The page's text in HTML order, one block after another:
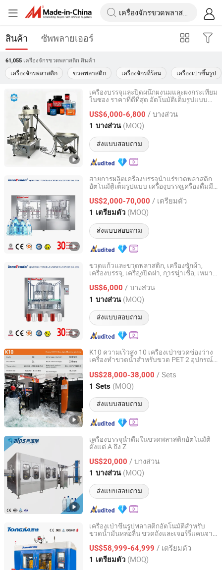
สินค้า ซัพพลายเออร์
61,055 เครื่องจักรขวดพลาสติก สินค้า
เครื่องจักรพลาสติก ขวดพลาสติก เครื่องจักรที่ร้อน เครื่องเป่าขึ้นรูป
เครื่องบรรจุและปิดผนึกผงนมและผงกระเทียม
ในซอง ราคาที่ดีที่สุด อัตโนมัติเต็มรูปแบบ
US$6,000-6,800 / บางส่วน
1 บางส่วน (MOQ)
ส่งแบบสอบถาม
FANSHUN PACKING MACHINERY(SHANGHAI)CO., LTD.
Shanghai, China อัตราจาก 2026
สายการผลิตเครื่องบรรจุน้ำแร่ขวดพลาสติก
อัตโนมัติเต็มรูปแบบ เครื่องบรรจุเครื่องดื่มมี
US$2,000-70,000 / เตรียมตัว
1 เตรียมตัว (MOQ)
ส่งแบบสอบถาม
Qingzhou Tongda Packaging Machinery Co., Ltd.
Shandong, China อัตราจาก 2019
ขวดแก้วและขวดพลาสติก, เครื่องซักผ้า,
เครื่องบรรจุ, เครื่องปิดฝา, การฆ่าเชื้อ, เหมาะ
US$6,000 / บางส่วน
1 บางส่วน (MOQ)
ส่งแบบสอบถาม
Qingzhou Tongda Packaging Machinery Co., Ltd.
Shandong, China อัตราจาก 2019
K10 ความเร็วสูง 10 เครื่องเป่าขวดช่องว่าง
เครื่องทำขวดน้ำสำหรับขวด PET 2 อุปกรณ์
US$28,000-38,000 / Sets
1 Sets (MOQ)
ส่งแบบสอบถาม
Zhangjiagang Eceng Machinery Co., Ltd.
Jiangsu, China อัตราจาก 2008
เครื่องบรรจุน้ำดื่มในขวดพลาสติกอัตโนมัติ
ตั้งแต่ A ถึง Z
US$20,000 / บางส่วน
1 บางส่วน (MOQ)
ส่งแบบสอบถาม
Zhangjiagang Alps Machine Co., Ltd.
Jiangsu, China อัตราจาก 2019
เครื่องเป่าขึ้นรูปพลาสติกอัตโนมัติสำหรับ
ขวดน้ำมันหล่อลื่น ขวดถังและเจอร์รี่แคนจาก
US$58,999-64,999 / เตรียมตัว
1 เตรียมตัว (MOQ)
Shandong Tongjia Machinery Co., Ltd.
Shandong, China อัตราจาก 2008